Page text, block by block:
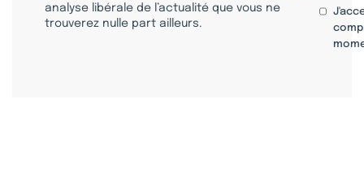
analyse libérale de l’actualité que vous ne
trouverez nulle part ailleurs.